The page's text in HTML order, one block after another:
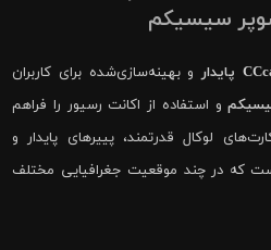
سیسیکم
و بهینه‌سازی‌شده برای کاربران
و استفاده از اکانت رسیور را فراهم
لوکال قدرتمند، پییرهای پایدار و
که در چند موقعیت جغرافیایی مختلف